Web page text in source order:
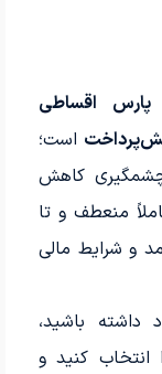
پارس اقساطی
است؛
کاهش
منعطف و تا
و شرایط مالی
باشید،
کنید و